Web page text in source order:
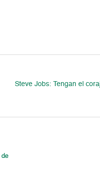
Steve Jobs: Tengan el
de